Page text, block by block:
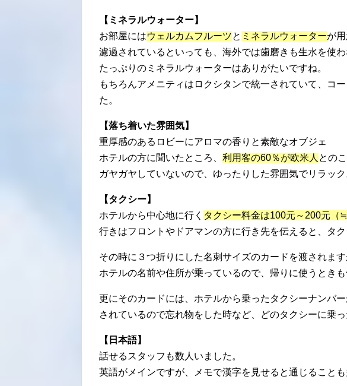
【ミネラルウォーター】
お部屋にはウェルカムフルーツと ミネラルウォーターが
濾過されているといっても、海外では歯磨きも生水を使
たっぷりのミネラルウォーターはありがたいですね。
もちろんアメニティはロクシタンで統一されていて、コ
た。
【落ち着いた雰囲気】
重厚感のあるロビーにアロマの香りと素敵なオブジェ
ホテルの方に聞いたところ、 利用客の60％が欧米人 とのこ
ガヤガヤしていないので、ゆったりした雰囲気でリラック
【タクシー】
ホテルから中心地に行く タクシー料金は100元～200元（
行きはフロントやドアマンの方に行き先を伝えると、タ
その時に３つ折りにした名刺サイズのカードを渡されま
ホテルの名前や住所が乗っているので、帰りに使うときも
更にそのカードには、ホテルから乗ったタクシーナンバー
されているので忘れ物をした時など、どのタクシーに乗っ
【日本語】
話せるスタッフも数人いました。
英語がメインですが、メモで漢字を見せると通じることも